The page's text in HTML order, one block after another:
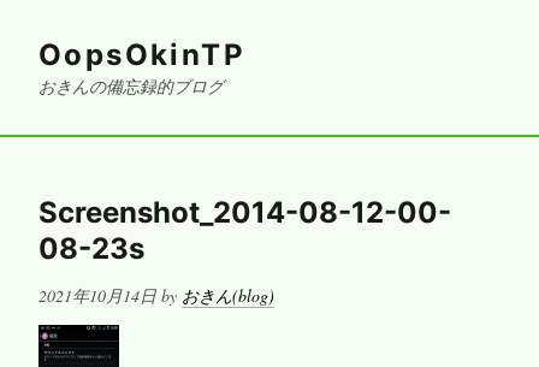
OopsOkinTP
おきんの備忘録的ブログ
Screenshot_2014-08-12-00-
08-23s
Posted
2021年10月14日 by おきん(blog)